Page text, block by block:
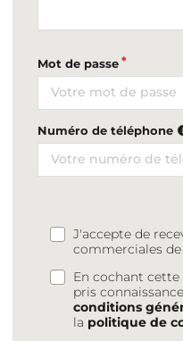
Mot de passe
Numéro de téléphone
J'accepte de
commerciales
En cochant cette
pris
conditions
la politique de